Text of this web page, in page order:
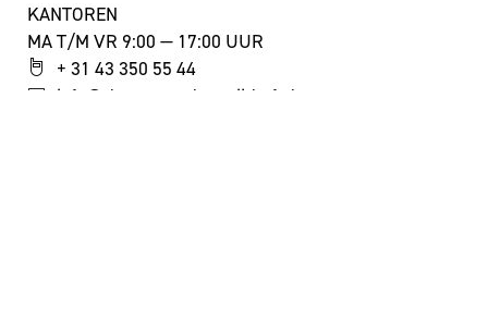
KANTOREN
MA T/M VR 9:00 — 17:00 UUR
+ 31 43 350 55 44
info@theateraanhetvrijthof.nl